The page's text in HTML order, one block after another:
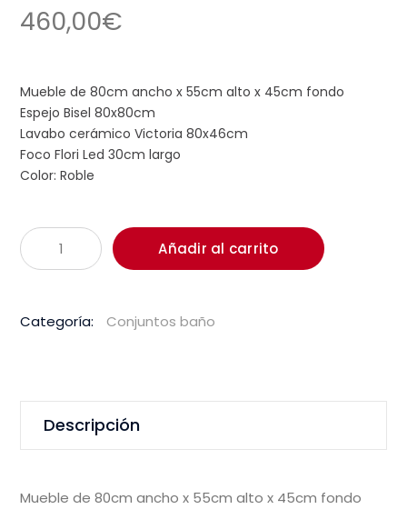
460,00€
Mueble de 80cm ancho x 55cm alto x 45cm fondo
Espejo Bisel 80x80cm
Lavabo cerámico Victoria 80x46cm
Foco Flori Led 30cm largo
Color: Roble
Conjunto
Eyre80
Añadir al carrito
Categoría: Conjuntos baño
Descripción
Mueble de 80cm ancho x 55cm alto x 45cm fondo